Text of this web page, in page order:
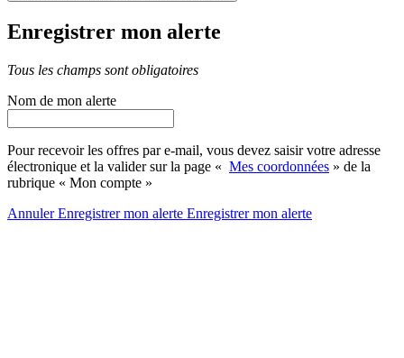
Enregistrer mon alerte
Tous les champs sont obligatoires
Nom de mon alerte
Pour recevoir les offres par e-mail, vous devez saisir votre adresse
électronique et la valider sur la page « Mes coordonnées » de la
rubrique « Mon compte »
AnnulerEnregistrer mon alerte Enregistrermon alerte